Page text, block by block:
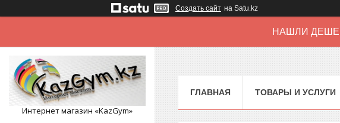
Создать сайт на Satu.kz
НАШЛИ
Интернет магазин «KazGym»
ГЛАВНАЯ ТОВАРЫ И УСЛУГИ